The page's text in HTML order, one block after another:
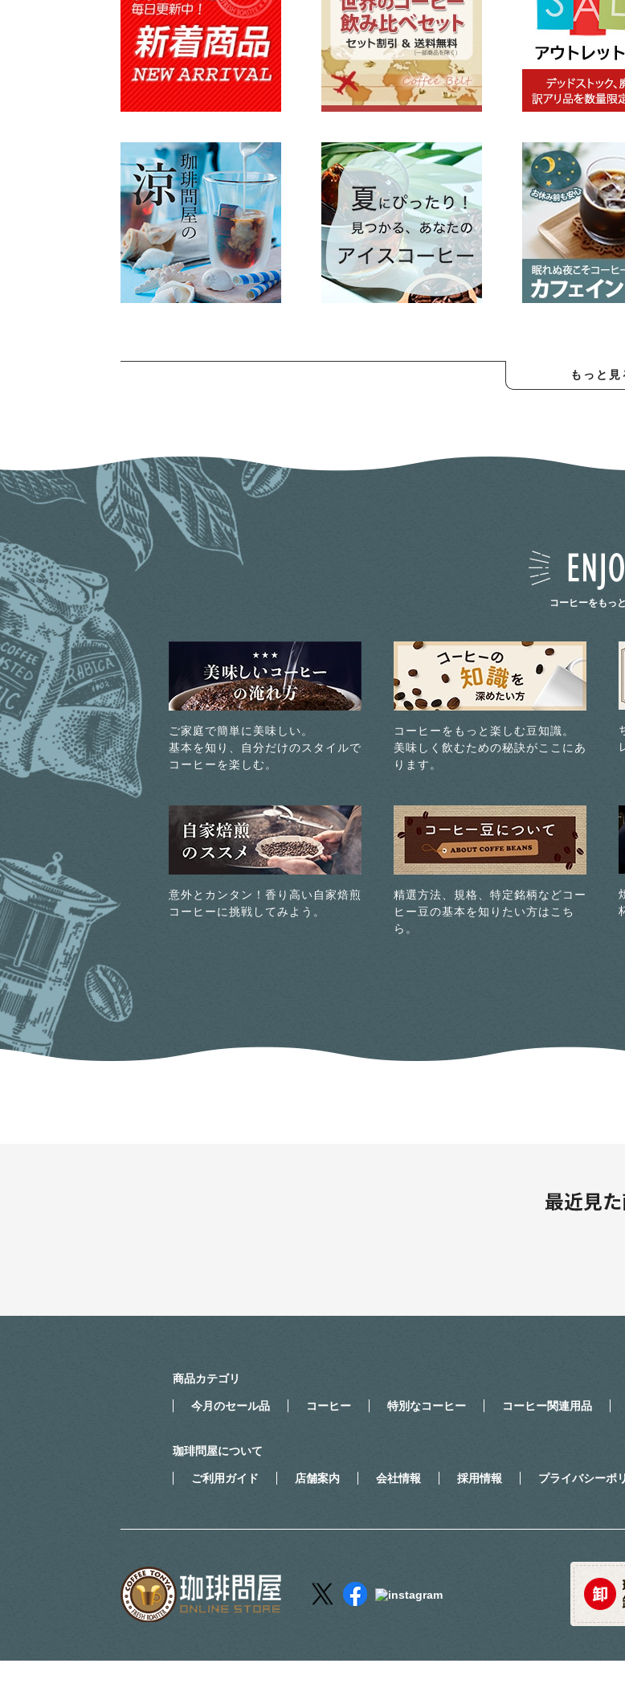
もっと見
コーヒーをもっ
ご家庭で簡単に美味しい。
基本を知り、自分だけのスタイルで
コーヒーを楽しむ。
コーヒーをもっと楽しむ豆知識。
美味しく飲むための秘訣がここにあ
ります。
意外とカンタン！香り高い自家焙煎
コーヒーに挑戦してみよう。
精選方法、規格、特定銘柄などコー
ヒー豆の基本を知りたい方はこち
ら。
商品カテゴリ
今月のセール品 コーヒー 特別なコーヒー コーヒー関連用品
珈琲問屋について
ご利用ガイド 店舗案内 会社情報 採用情報 プライバシーポ